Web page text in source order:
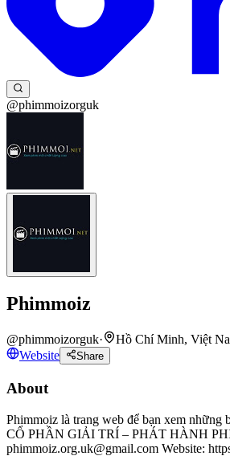
@phimmoizorguk
Phimmoiz
@phimmoizorguk· Hồ Chí Minh, Việt
Website
Share
About
Phimmoiz là trang web để bạn xem
CỔ PHẦN GIẢI TRÍ – PHÁT HÀNH
phimmoiz.org.uk@gmail.com Website: